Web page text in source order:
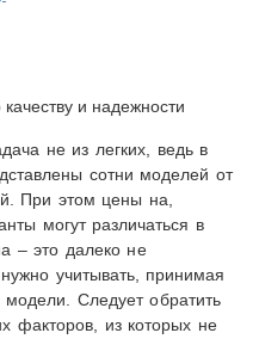
не из легких, ведь в
сотни моделей от
При этом цены на,
могут различаться в
– это далеко не
учитывать, принимая
Следует обратить
факторов, из которых не